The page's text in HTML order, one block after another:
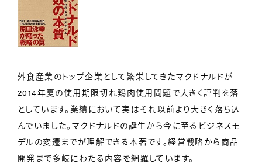
外食産業のトップ企業として繁栄してきたマクドナルドが
2014年夏の使用期限切れ鶏肉使用問題で大きく評判を落
としています。業績において実はそれ以前より大きく落ち込
んでいました。マクドナルドの誕生から今に至るビジネスモ
デルの変遷までが理解できる本著です。経営戦略から商品
開発まで多岐にわたる内容を網羅しています。